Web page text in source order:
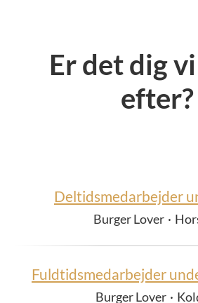
Er det dig
efter?
Deltidsmedarbejder
Burger Lover ·
Fuldtidsmedarbejder
Burger Lover ·